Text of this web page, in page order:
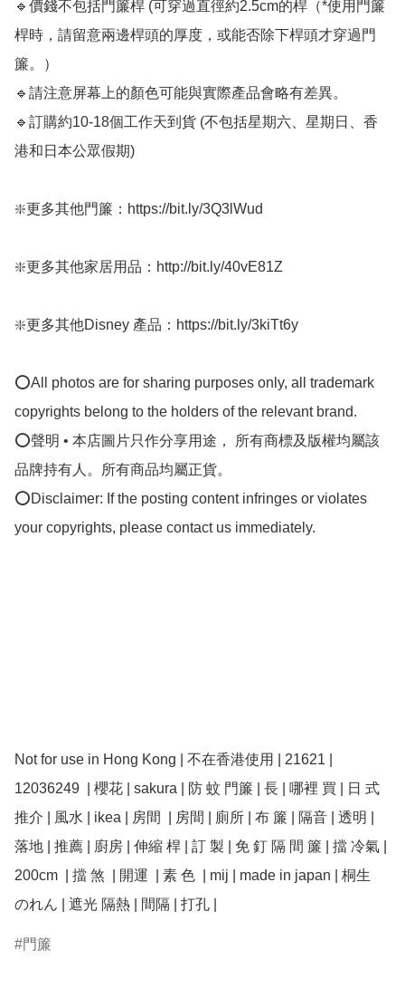
🔹價錢不包括門簾桿 (可穿過直徑約2.5cm的桿（*使用門簾
桿時，請留意兩邊桿頭的厚度，或能否除下桿頭才穿過門
簾。）
🔹請注意屏幕上的顏色可能與實際產品會略有差異。
🔹訂購約10-18個工作天到貨 (不包括星期六、星期日、香
港和日本公眾假期) ﻿
❇️更多其他門簾：https://bit.ly/3Q3lWud
❇️更多其他家居用品：http://bit.ly/40vE81Z
❇️更多其他Disney 產品：https://bit.ly/3kiTt6y
⭕All photos are for sharing purposes only, all trademark
copyrights belong to the holders of the relevant brand.
⭕聲明 • 本店圖片只作分享用途， 所有商標及版權均屬該
品牌持有人。所有商品均屬正貨。
⭕Disclaimer: If the posting content infringes or violates
your copyrights, please contact us immediately.
Not for use in Hong Kong | 不在香港使用 | 21621 |
12036249  | 櫻花 | sakura | 防 蚊 門簾 | 長 | 哪裡 買 | 日 式
推介 | 風水 | ikea | 房間  | 房間 | 廁所 | 布 簾 | 隔音 | 透明 |
落地 | 推薦 | 廚房 | 伸縮 桿 | 訂 製 | 免 釘 隔 間 簾 | 擋 冷氣 |
200cm  | 擋 煞  | 開運  | 素 色  | mij | made in japan | 桐生
のれん | 遮光 隔熱 | 間隔 | 打孔 |
門簾